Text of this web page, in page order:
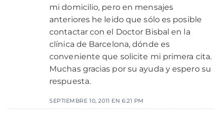
mi domicilio, pero en mensajes
anteriores he leido que sólo es posible
contactar con el Doctor Bisbal en la
clínica de Barcelona, dónde es
conveniente que solicite mi primera cita.
Muchas gracias por su ayuda y espero su
respuesta.
SEPTIEMBRE 10, 2011 EN 6:21 PM